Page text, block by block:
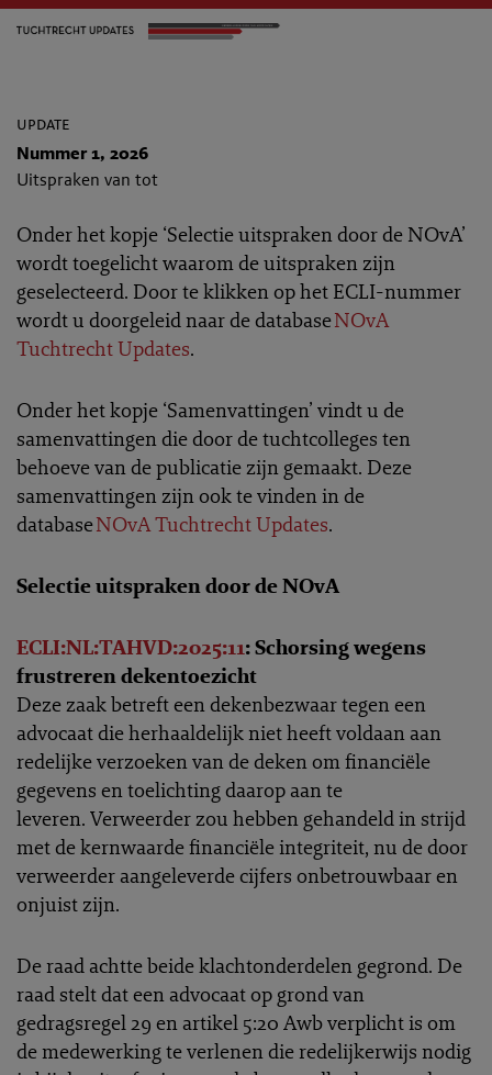
update
Nummer 1, 2026
Uitspraken van tot
Onder het kopje ‘Selectie uitspraken door de NOvA’
wordt toegelicht waarom de uitspraken zijn
geselecteerd. Door te klikken op het ECLI-nummer
wordt u doorgeleid naar de databaseNOvA
Tuchtrecht Updates.
Onder het kopje ‘Samenvattingen’ vindt u de
samenvattingen die door de tuchtcolleges ten
behoeve van de publicatie zijn gemaakt. Deze
samenvattingen zijn ook te vinden in de
databaseNOvA Tuchtrecht Updates.
Selectie uitspraken door de NOvA
ECLI:NL:TAHVD:2025:11: Schorsing wegens
frustreren dekentoezicht
Deze zaak betreft een dekenbezwaar tegen een
advocaat die herhaaldelijk niet heeft voldaan aan
redelijke verzoeken van de deken om financiële
gegevens en toelichting daarop aan te
leveren. Verweerder zou hebben gehandeld in strijd
met de kernwaarde financiële integriteit, nu de door
verweerder aangeleverde cijfers onbetrouwbaar en
onjuist zijn.
De raad achtte beide klachtonderdelen gegrond. De
raad stelt dat een advocaat op grond van
gedragsregel 29 en artikel 5:20 Awb verplicht is om
de medewerking te verlenen die redelijkerwijs nodig